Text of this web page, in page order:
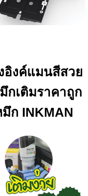
อิงค์แมนสีสวย
กเติมราคาถูก
ก INKMAN